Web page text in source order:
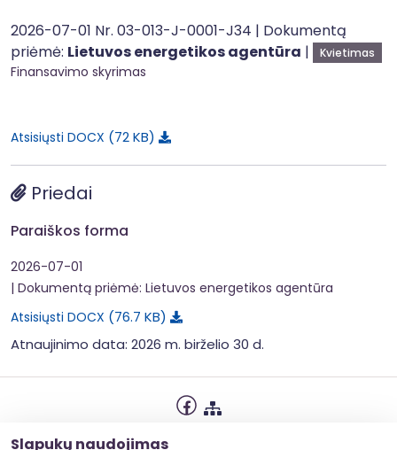
Slapukų naudojimas
2026-07-01 Nr. 03-013-J-0001-J34 | Dokumentą
priėmė: Lietuvos energetikos agentūra | Kvietimas
Finansavimo skyrimas
Atsisiųsti DOCX 72 KB
Priedai
Paraiškos forma
2026-07-01
| Dokumentą priėmė: Lietuvos energetikos agentūra
Atsisiųsti DOCX
76.7 KB
Atnaujinimo data: 2026 m. birželio 30 d.